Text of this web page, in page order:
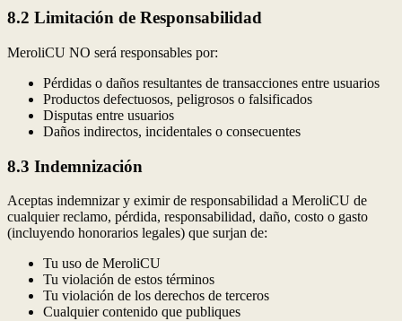
8.2 Limitación de Responsabilidad
MeroliCU NO será responsables por:
Pérdidas o daños resultantes de transacciones entre usuarios
Productos defectuosos, peligrosos o falsificados
Disputas entre usuarios
Daños indirectos, incidentales o consecuentes
8.3 Indemnización
Aceptas indemnizar y eximir de responsabilidad a MeroliCU de
cualquier reclamo, pérdida, responsabilidad, daño, costo o gasto
(incluyendo honorarios legales) que surjan de:
Tu uso de MeroliCU
Tu violación de estos términos
Tu violación de los derechos de terceros
Cualquier contenido que publiques